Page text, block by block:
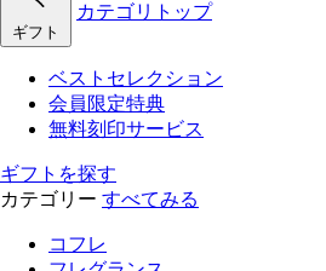
ギフト
カテゴリトップ
ベストセレクション
会員限定特典
無料刻印サービス
ギフトを探す
カテゴリー すべてみる
コフレ